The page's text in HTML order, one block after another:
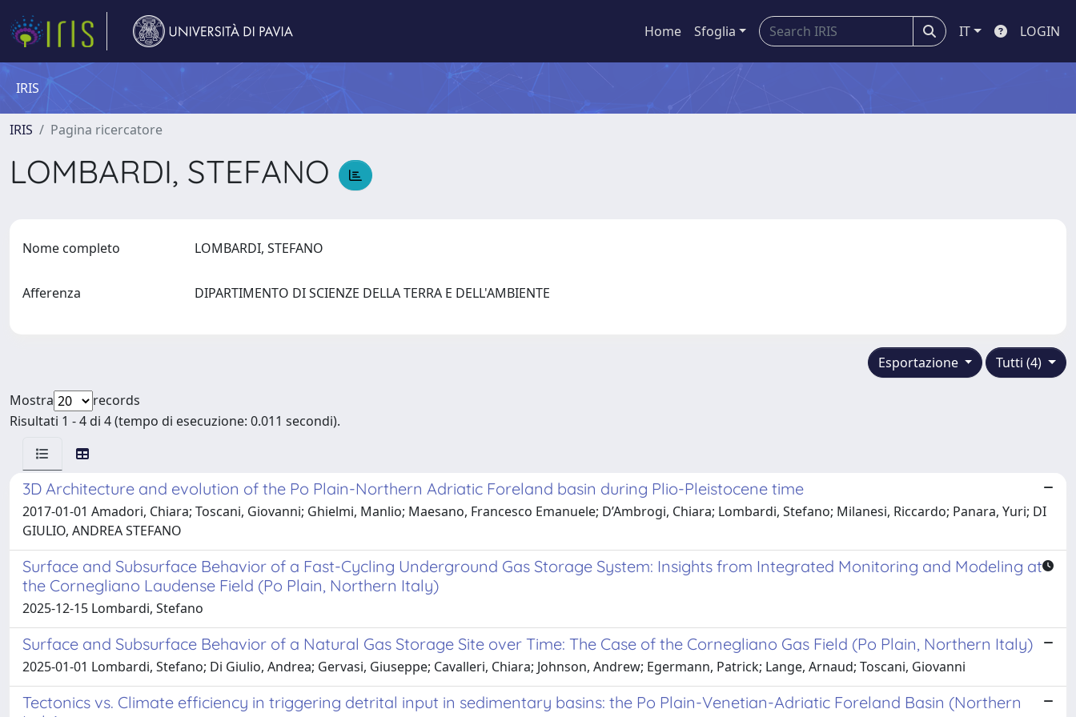
Home Sfoglia IT LOGIN
IRIS
IRIS Pagina ricercatore
LOMBARDI, STEFANO
Nome completo LOMBARDI, STEFANO
Afferenza DIPARTIMENTO DI SCIENZE DELLA TERRA E DELL'AMBIENTE
Tutti (4)
Esportazione
Mostra
records
Risultati 1 - 4 di 4 (tempo di esecuzione: 0.011 secondi).
3D Architecture and evolution of the Po Plain-Northern Adriatic Foreland basin during Plio-Pleistocene time
2017-01-01 Amadori, Chiara; Toscani, Giovanni; Ghielmi, Manlio; Maesano, Francesco Emanuele; D’Ambrogi, Chiara; Lombardi, Stefano; Milanesi, Riccardo; Panara, Yuri; DI
GIULIO, ANDREA STEFANO
Surface and Subsurface Behavior of a Fast-Cycling Underground Gas Storage System: Insights from Integrated Monitoring and Modeling at
the Cornegliano Laudense Field (Po Plain, Northern Italy)
2025-12-15 Lombardi, Stefano
Surface and Subsurface Behavior of a Natural Gas Storage Site over Time: The Case of the Cornegliano Gas Field (Po Plain, Northern Italy)
2025-01-01 Lombardi, Stefano; Di Giulio, Andrea; Gervasi, Giuseppe; Cavalleri, Chiara; Johnson, Andrew; Egermann, Patrick; Lange, Arnaud; Toscani, Giovanni
Tectonics vs. Climate efficiency in triggering detrital input in sedimentary basins: the Po Plain-Venetian-Adriatic Foreland Basin (Northern